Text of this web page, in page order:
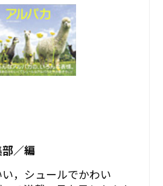
／編
，シュールでかわい